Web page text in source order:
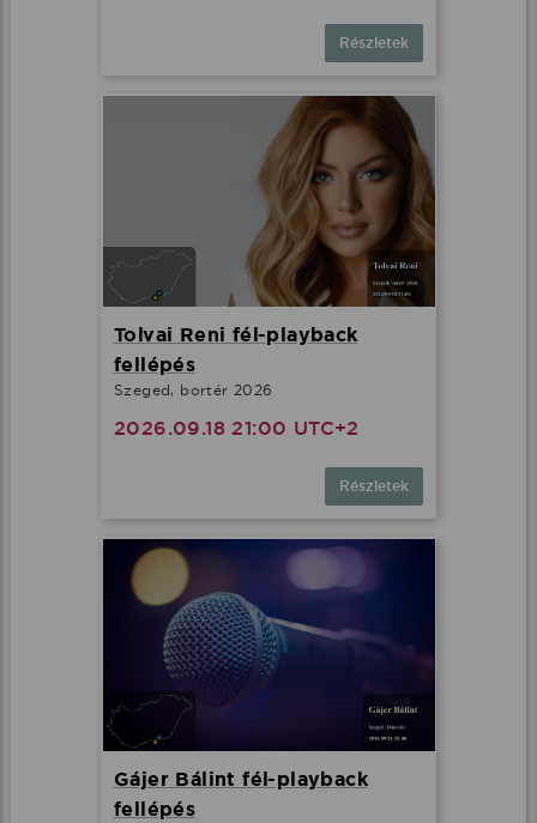
Részletek
Tolvai Reni fél-playback
fellépés
Szeged, bortér 2026
2026.09.18 21:00 UTC+2
Részletek
Gájer Bálint fél-playback
fellépés